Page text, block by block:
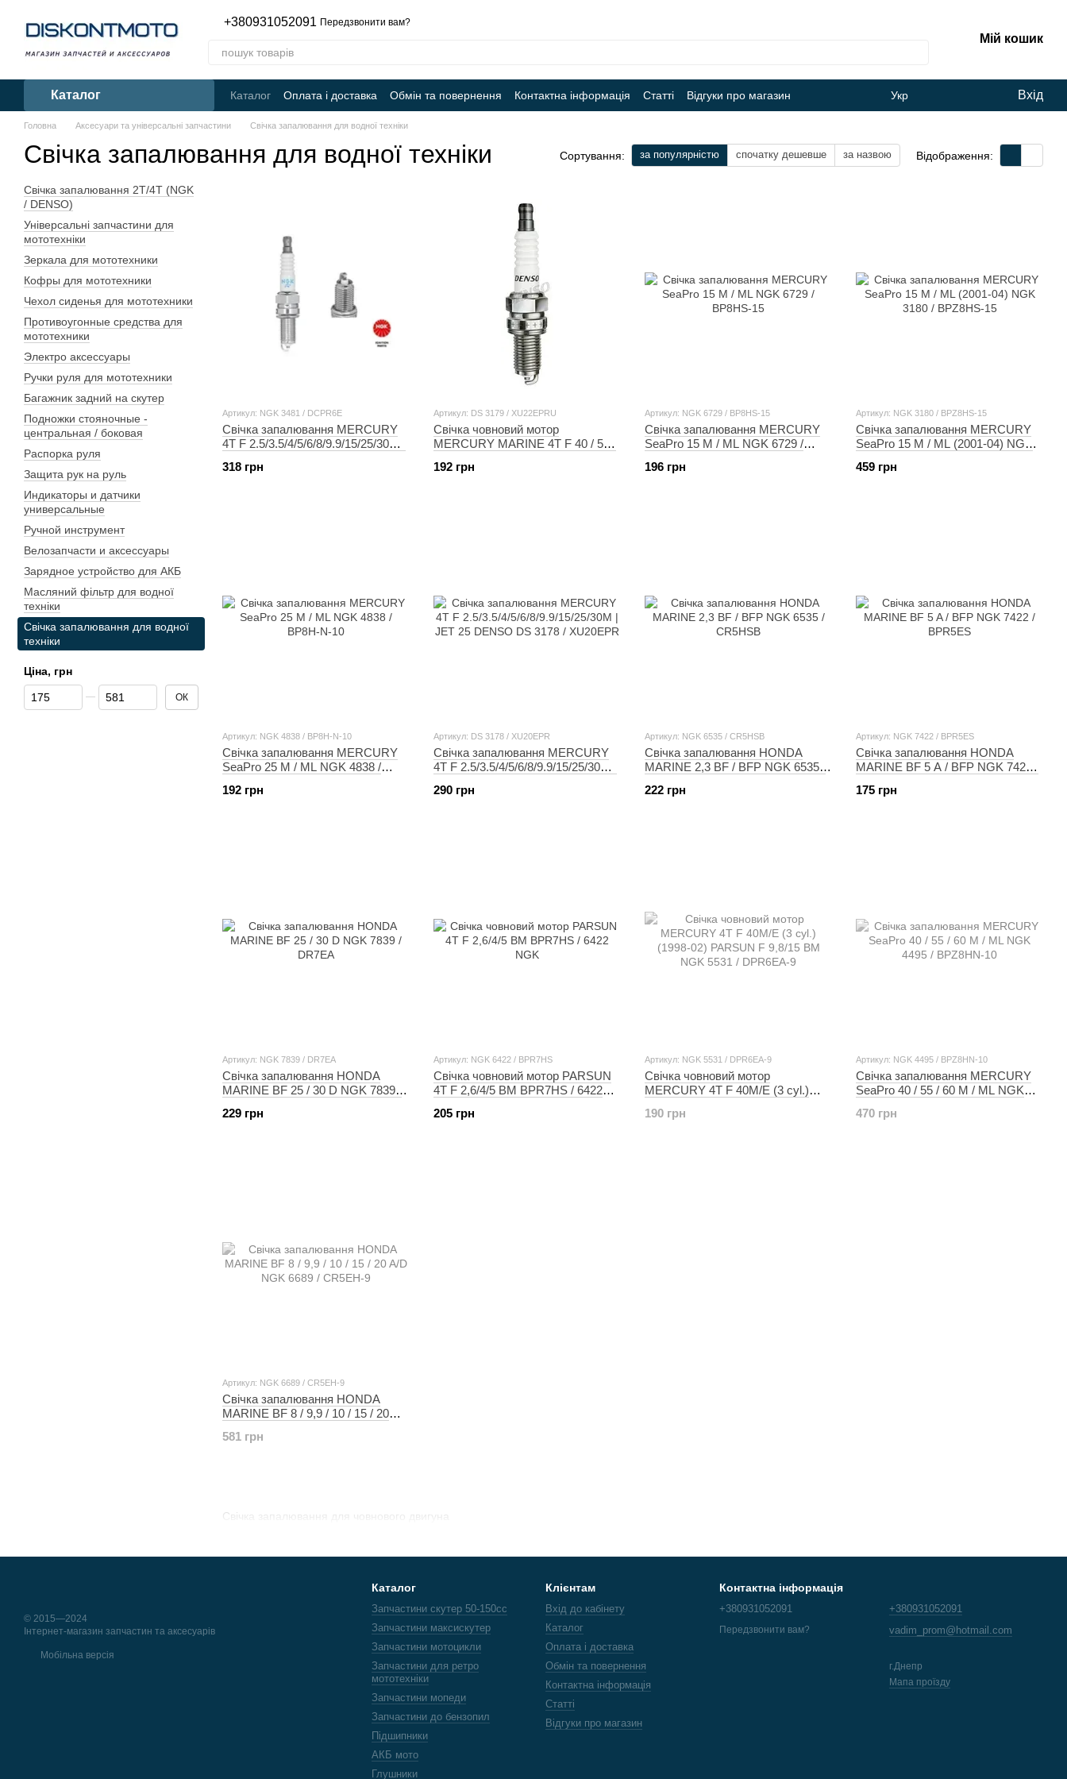
+380931052091 Передзвонити вам?
Мій кошик
Каталог Каталог Оплата і доставка Обмін та повернення Контактна інформація Статті Відгуки про магазин Укр Вхід
Головна Аксесуари та універсальні запчастини Свічка запалювання для водної техніки
Свічка запалювання для водної техніки Сортування: за популярністю спочатку дешевше за назвою Відображення:
Свічка запалювання для човнового двигуна
Артикул: NGK 3481 / DCPR6E
Свічка запалювання MERCURY
4T F 2.5/3.5/4/5/6/8/9.9/15/25/30M |
318 грн
Артикул: DS 3179 / XU22EPRU
Свічка човновий мотор
MERCURY MARINE 4T F 40 / 50 /
XU22EPRU
192 грн
Артикул: NGK 6729 / BP8HS-15
Свічка запалювання MERCURY
SeaPro 15 M / ML NGK 6729 /
196 грн
Артикул: NGK 3180 / BPZ8HS-15
Свічка запалювання MERCURY
SeaPro 15 M / ML (2001-04) NGK
459 грн
Артикул: NGK 4838 / BP8H-N-10
Свічка запалювання MERCURY
SeaPro 25 M / ML NGK 4838 /
192 грн
Артикул: DS 3178 / XU20EPR
Свічка запалювання MERCURY
4T F 2.5/3.5/4/5/6/8/9.9/15/25/30M |
XU20EPR
290 грн
Артикул: NGK 6535 / CR5HSB
Свічка запалювання HONDA
MARINE 2,3 BF / BFP NGK 6535 /
222 грн
Артикул: NGK 7422 / BPR5ES
Свічка запалювання HONDA
MARINE BF 5 A / BFP NGK 7422 /
175 грн
Артикул: NGK 7839 / DR7EA
Свічка запалювання HONDA
MARINE BF 25 / 30 D NGK 7839 /
229 грн
Артикул: NGK 6422 / BPR7HS
Свічка човновий мотор PARSUN
4T F 2,6/4/5 BM BPR7HS / 6422
205 грн
Артикул: NGK 5531 / DPR6EA-9
Свічка човновий мотор
MERCURY 4T F 40M/E (3 cyl.)
NGK 5531 / DPR6EA-9
190 грн
Артикул: NGK 4495 / BPZ8HN-10
Свічка запалювання MERCURY
SeaPro 40 / 55 / 60 M / ML NGK
470 грн
Артикул: NGK 6689 / CR5EH-9
Свічка запалювання HONDA
MARINE BF 8 / 9,9 / 10 / 15 / 20
581 грн
Свічка запалювання 2Т/4Т (NGK
/ DENSO)
Універсальні запчастини для
мототехніки
Зеркала для мототехники
Кофры для мототехники
Чехол сиденья для мототехники
Противоугонные средства для
мототехники
Электро аксессуары
Ручки руля для мототехники
Багажник задний на скутер
Подножки стояночные -
центральная / боковая
Распорка руля
Защита рук на руль
Индикаторы и датчики
универсальные
Ручной инструмент
Велозапчасти и аксессуары
Зарядное устройство для АКБ
Масляний фільтр для водної
техніки
Свічка запалювання для водної
техніки
Ціна, грн
Від Ціна, грн
До Ціна, грн ОК
© 2015—2024
Інтернет-магазин запчастин та аксесуарів
Мобільна версія
Каталог
Запчастини скутер 50-150cc
Запчастини максискутер
Запчастини мотоцикли
Запчастини для ретро
мототехніки
Запчастини мопеди
Запчастини до бензопил
Підшипники
АКБ мото
Глушники
Клієнтам
Вхід до кабінету
Каталог
Оплата і доставка
Обмін та повернення
Контактна інформація
Статті
Відгуки про магазин
Контактна інформація
+380931052091
Передзвонити вам?
+380931052091
vadim_prom@hotmail.com
г.Днепр
Мапа проїзду